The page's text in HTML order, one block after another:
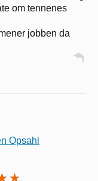
om tennenes
jobben da
Opsahl